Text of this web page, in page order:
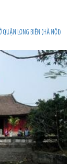
QUẬN LONG BIÊN (HÀ NỘI)